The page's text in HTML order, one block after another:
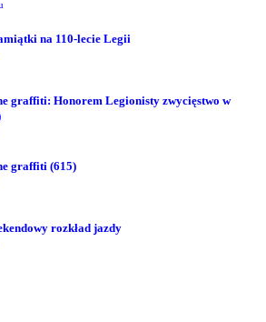
na 110-lecie Legii
graffiti: Honorem Legionisty zwycięstwo w
graffiti (615)
rozkład jazdy